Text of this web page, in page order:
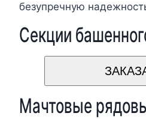
безупречную
Секции
Мачтовые